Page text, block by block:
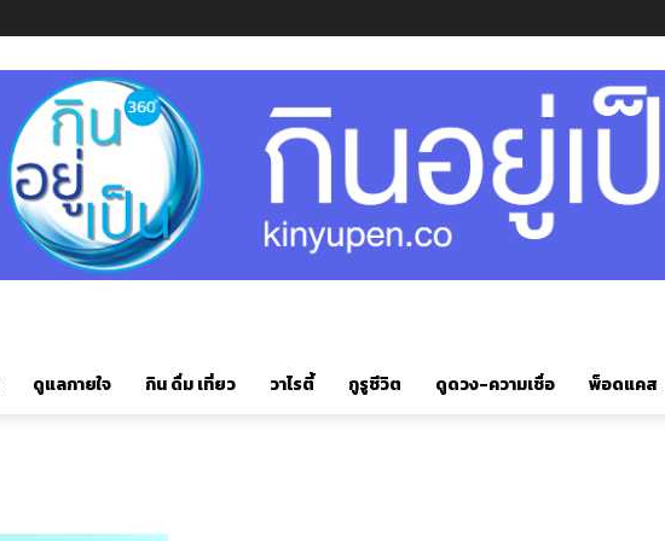
ดูแลกายใจ กิน ดื่ม เที่ยว วาไรตี้ กูรูชีวิต ดูดวง-ความเชื่อ พ็อดแคส